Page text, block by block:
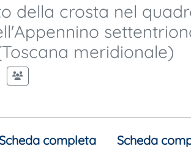
della crosta nel
meridionale)
completa Scheda